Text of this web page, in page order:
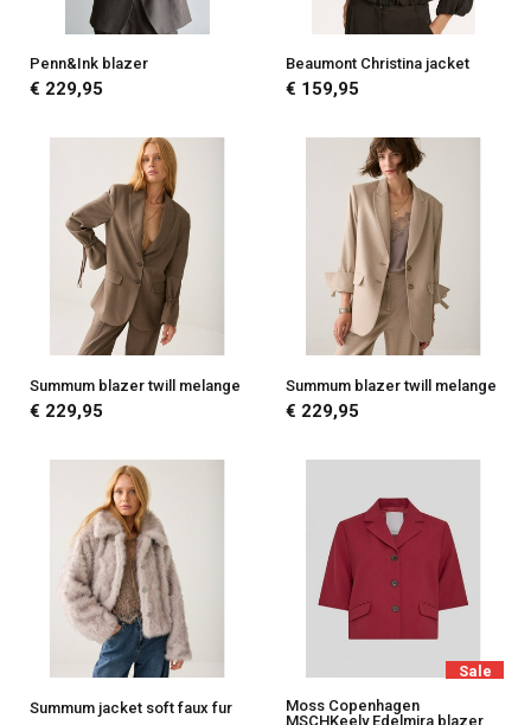
Penn&Ink blazer
€ 229,95
Beaumont Christina jacket
€ 159,95
Summum blazer twill melange
€ 229,95
Summum blazer twill melange
€ 229,95
Summum jacket soft faux fur
Sale
Moss Copenhagen
MSCHKeely Edelmira blazer